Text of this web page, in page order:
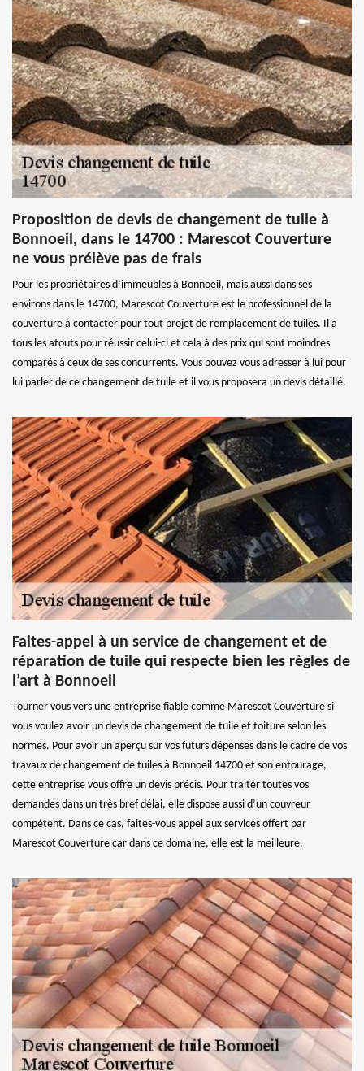
Proposition de devis de changement de tuile à
Bonnoeil, dans le 14700 : Marescot Couverture
ne vous prélève pas de frais
Pour les propriétaires d’immeubles à Bonnoeil, mais aussi dans ses
environs dans le 14700, Marescot Couverture est le professionnel de la
couverture à contacter pour tout projet de remplacement de tuiles. Il a
tous les atouts pour réussir celui-ci et cela à des prix qui sont moindres
comparés à ceux de ses concurrents. Vous pouvez vous adresser à lui pour
lui parler de ce changement de tuile et il vous proposera un devis détaillé.
Faites-appel à un service de changement et de
réparation de tuile qui respecte bien les règles de
l’art à Bonnoeil
Tourner vous vers une entreprise fiable comme Marescot Couverture si
vous voulez avoir un devis de changement de tuile et toiture selon les
normes. Pour avoir un aperçu sur vos futurs dépenses dans le cadre de vos
travaux de changement de tuiles à Bonnoeil 14700 et son entourage,
cette entreprise vous offre un devis précis. Pour traiter toutes vos
demandes dans un très bref délai, elle dispose aussi d’un couvreur
compétent. Dans ce cas, faites-vous appel aux services offert par
Marescot Couverture car dans ce domaine, elle est la meilleure.